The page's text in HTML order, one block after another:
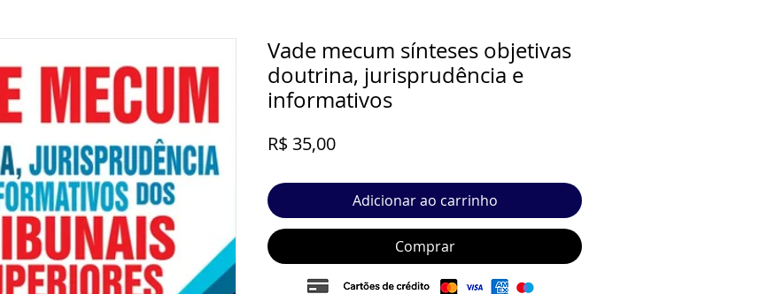
Vade mecum sínteses objetivas
doutrina, jurisprudência e
informativos
R$ 35,00Preço
Adicionar ao carrinho
Comprar